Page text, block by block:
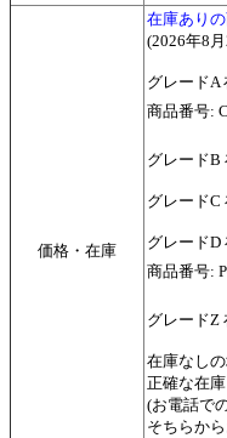
価格・在庫
在庫あり
(2026年8
グレードA
商品番号:
グレードB
グレードC
グレードD
商品番号:
グレードZ
在庫なし
正確な在
(お電話で
そちらか